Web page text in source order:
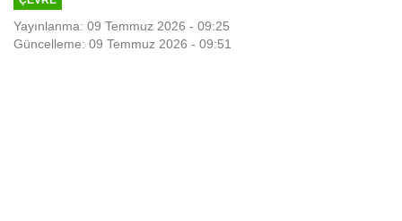
Yayınlanma: 09 Temmuz 2026 - 09:25
Güncelleme: 09 Temmuz 2026 - 09:51